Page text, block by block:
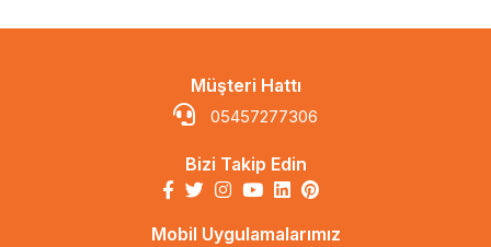
Müşteri Hattı
05457277306
Bizi Takip Edin
Mobil Uygulamalarımız